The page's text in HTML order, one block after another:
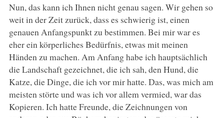
Nun, das kann ich Ihnen nicht genau sagen. Wir gehen so
weit in der Zeit zurück, dass es schwierig ist, einen
genauen Anfangspunkt zu bestimmen. Bei mir war es
eher ein körperliches Bedürfnis, etwas mit meinen
Händen zu machen. Am Anfang habe ich hauptsächlich
die Landschaft gezeichnet, die ich sah, den Hund, die
Katze, die Dinge, die ich vor mir hatte. Das, was mich am
meisten störte und was ich vor allem vermied, war das
Kopieren. Ich hatte Freunde, die Zeichnungen von